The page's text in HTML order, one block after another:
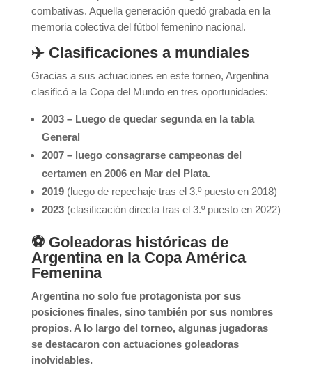
combativas. Aquella generación quedó grabada en la
memoria colectiva del fútbol femenino nacional.
✈️ Clasificaciones a mundiales
Gracias a sus actuaciones en este torneo, Argentina
clasificó a la Copa del Mundo en tres oportunidades:
2003 – Luego de quedar segunda en la tabla
General
2007 – luego consagrarse campeonas del
certamen en 2006 en Mar del Plata.
2019(luego de repechaje tras el 3.º puesto en 2018)
2023(clasificación directa tras el 3.º puesto en 2022)
⚽ Goleadoras históricas de
Argentina en la Copa América
Femenina
Argentina no solo fue protagonista por sus
posiciones finales, sino también por sus nombres
propios. A lo largo del torneo, algunas jugadoras
se destacaron con actuaciones goleadoras
inolvidables.